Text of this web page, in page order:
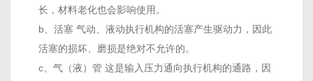
长，材料老化也会影响使用。
b、活塞 气动、液动执行机构的活塞产生驱动力，因此
活塞的损坏、磨损是绝对不允许的。
c、气（液）管 这是输入压力通向执行机构的通路，因